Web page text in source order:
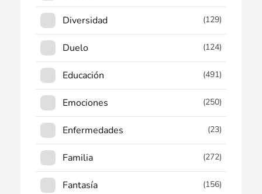
Diversidad (129)
Duelo (124)
Educación (491)
Emociones (250)
Enfermedades (23)
Familia (272)
Fantasía (156)